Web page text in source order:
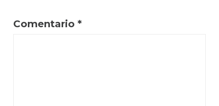
Comentario *